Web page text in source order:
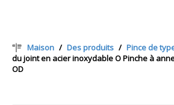
Maison / Des produits / Pince de
du joint en acier inoxydable O Pinche à
OD